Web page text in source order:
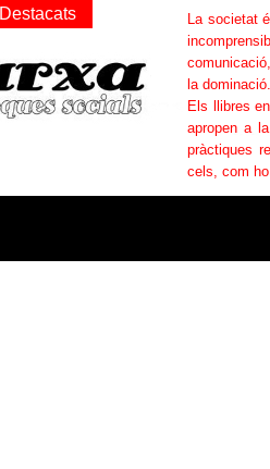
La societat
la dominació.
Els llibres
apropen a
pràctiques
cels, com
Destacats